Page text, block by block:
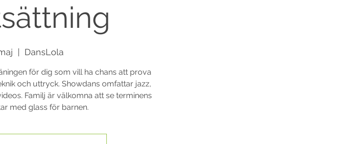
DansLola
för dig som vill ha chans att prova
och uttryck. Showdans omfattar jazz,
Familj är välkomna att se terminens
med glass för barnen.